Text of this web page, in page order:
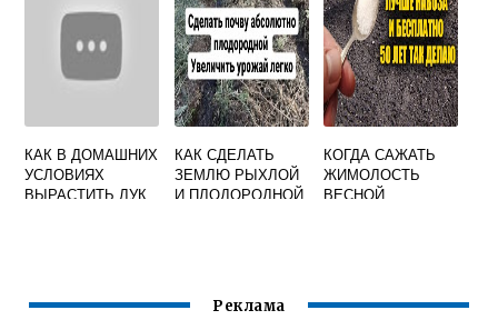
КАК В ДОМАШНИХ
УСЛОВИЯХ
ВЫРАСТИТЬ ЛУК
КАК СДЕЛАТЬ
ЗЕМЛЮ РЫХЛОЙ
И ПЛОДОРОДНОЙ
КОГДА САЖАТЬ
ЖИМОЛОСТЬ
ВЕСНОЙ
Реклама